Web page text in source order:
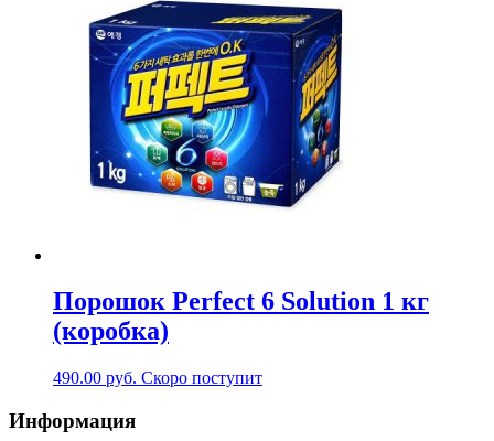
Порошок Perfect 6 Solution 1 кг
(коробка)
490.00 руб. Скоро поступит
Информация